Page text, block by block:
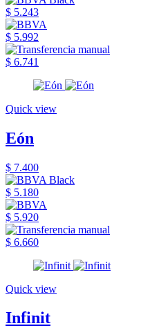
$ 5.243
$ 5.992
$ 6.741
Quick view
Eón
$ 7.400
$ 5.180
$ 5.920
$ 6.660
Quick view
Infinit